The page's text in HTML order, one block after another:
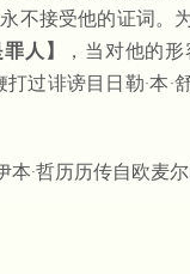
不接受他的证词。
人】
，当对他的
过诽谤目日勒·本·
·哲历历传自欧麦